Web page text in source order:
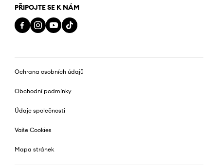
PŘIPOJTE SE K NÁM
Ochrana osobních údajů
Obchodní podmínky
Údaje společnosti
Vaše Cookies
Mapa stránek